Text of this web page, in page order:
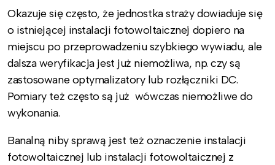
Okazuje się często, że jednostka straży dowiaduje się
o istniejącej instalacji fotowoltaicznej dopiero na
miejscu po przeprowadzeniu szybkiego wywiadu, ale
dalsza weryfikacja jest już niemożliwa, np. czy są
zastosowane optymalizatory lub rozłączniki DC.
Pomiary też często są już wówczas niemożliwe do
wykonania.
Banalną niby sprawą jest też oznaczenie instalacji
fotowoltaicznej lub instalacji fotowoltaicznej z